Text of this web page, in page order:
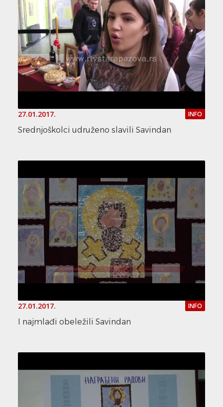
27.01.2017. INFO
Srednjoškolci udruženo slavili Savindan
27.01.2017. INFO
I najmlađi obeležili Savindan